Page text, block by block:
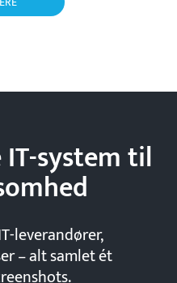
system til
leverandører,
– alt samlet ét